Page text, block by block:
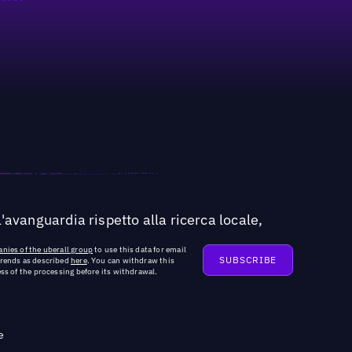
rispetto alla ricerca locale,
of the uberall groupto use this data for email
as described here. You can withdraw this
of the processing before its withdrawal.